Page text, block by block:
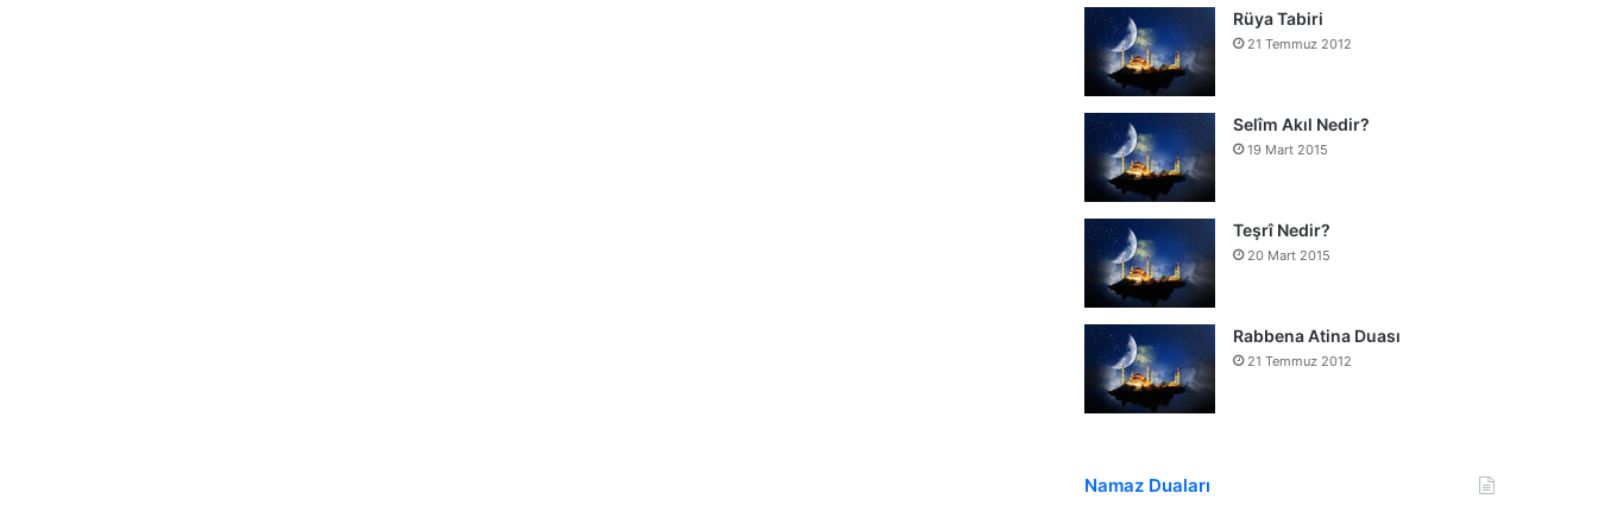
Rüya Tabiri
21 Temmuz 2012
Selîm Akıl Nedir?
19 Mart 2015
Teşrî Nedir?
20 Mart 2015
Rabbena Atina Duası
21 Temmuz 2012
Namaz Duaları